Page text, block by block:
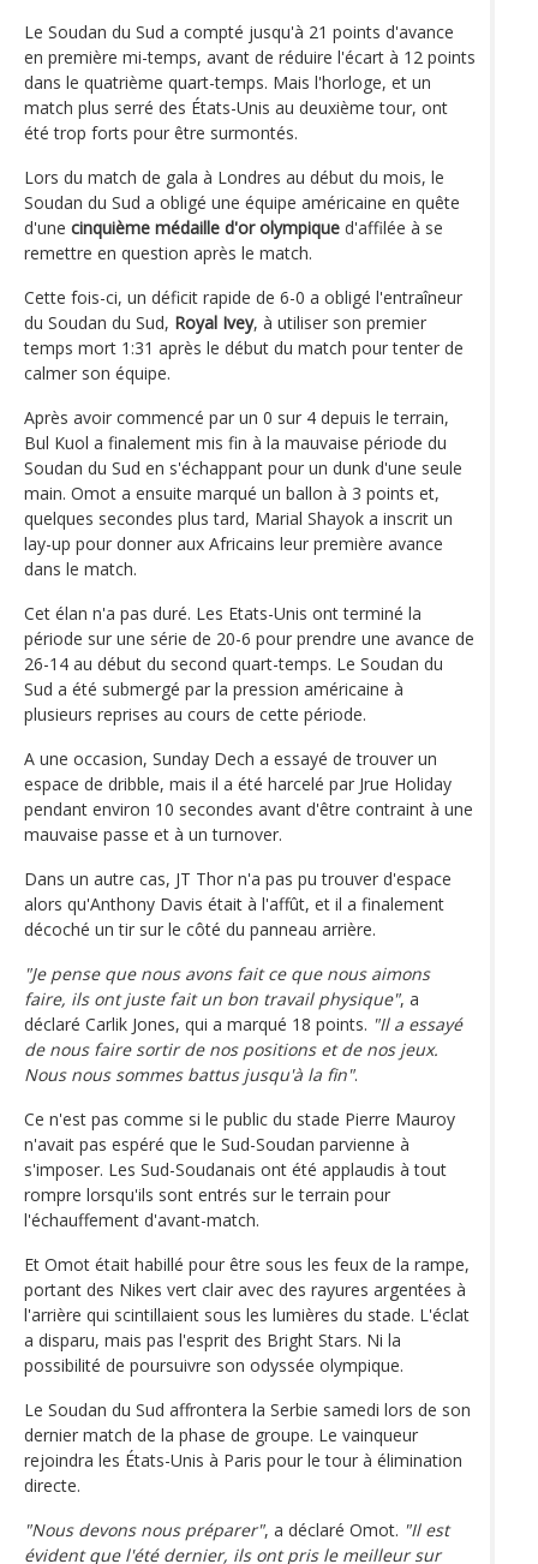
Le Soudan du Sud a compté jusqu'à 21 points d'avance
en première mi-temps, avant de réduire l'écart à 12 points
dans le quatrième quart-temps. Mais l'horloge, et un
match plus serré des États-Unis au deuxième tour, ont
été trop forts pour être surmontés.
Lors du match de gala à Londres au début du mois, le
Soudan du Sud a obligé une équipe américaine en quête
d'une cinquième médaille d'or olympique d'affilée à se
remettre en question après le match.
Cette fois-ci, un déficit rapide de 6-0 a obligé l'entraîneur
du Soudan du Sud, Royal Ivey, à utiliser son premier
temps mort 1:31 après le début du match pour tenter de
calmer son équipe.
Après avoir commencé par un 0 sur 4 depuis le terrain,
Bul Kuol a finalement mis fin à la mauvaise période du
Soudan du Sud en s'échappant pour un dunk d'une seule
main. Omot a ensuite marqué un ballon à 3 points et,
quelques secondes plus tard, Marial Shayok a inscrit un
lay-up pour donner aux Africains leur première avance
dans le match.
Cet élan n'a pas duré. Les Etats-Unis ont terminé la
période sur une série de 20-6 pour prendre une avance de
26-14 au début du second quart-temps. Le Soudan du
Sud a été submergé par la pression américaine à
plusieurs reprises au cours de cette période.
A une occasion, Sunday Dech a essayé de trouver un
espace de dribble, mais il a été harcelé par Jrue Holiday
pendant environ 10 secondes avant d'être contraint à une
mauvaise passe et à un turnover.
Dans un autre cas, JT Thor n'a pas pu trouver d'espace
alors qu'Anthony Davis était à l'affût, et il a finalement
décoché un tir sur le côté du panneau arrière.
"Je pense que nous avons fait ce que nous aimons
faire, ils ont juste fait un bon travail physique", a
déclaré Carlik Jones, qui a marqué 18 points. "Il a essayé
de nous faire sortir de nos positions et de nos jeux.
Nous nous sommes battus jusqu'à la fin".
Ce n'est pas comme si le public du stade Pierre Mauroy
n'avait pas espéré que le Sud-Soudan parvienne à
s'imposer. Les Sud-Soudanais ont été applaudis à tout
rompre lorsqu'ils sont entrés sur le terrain pour
l'échauffement d'avant-match.
Et Omot était habillé pour être sous les feux de la rampe,
portant des Nikes vert clair avec des rayures argentées à
l'arrière qui scintillaient sous les lumières du stade. L'éclat
a disparu, mais pas l'esprit des Bright Stars. Ni la
possibilité de poursuivre son odyssée olympique.
Le Soudan du Sud affrontera la Serbie samedi lors de son
dernier match de la phase de groupe. Le vainqueur
rejoindra les États-Unis à Paris pour le tour à élimination
directe.
"Nous devons nous préparer", a déclaré Omot. "Il est
évident que l'été dernier, ils ont pris le meilleur sur